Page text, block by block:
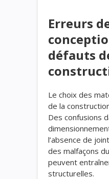
Erreurs
défauts
Le choix des
de la
Des confusions
l’absence de
des malfaçons
peuvent
structurelles.